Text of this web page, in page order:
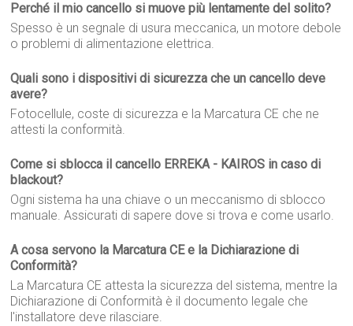
Perché il mio cancello si muove più lentamente del solito?
Spesso è un segnale di usura meccanica, un motore debole
o problemi di alimentazione elettrica.
Quali sono i dispositivi di sicurezza che un cancello deve
avere?
Fotocellule, coste di sicurezza e la Marcatura CE che ne
attesti la conformità.
Come si sblocca il cancello ERREKA - KAIROS in caso di
blackout?
Ogni sistema ha una chiave o un meccanismo di sblocco
manuale. Assicurati di sapere dove si trova e come usarlo.
A cosa servono la Marcatura CE e la Dichiarazione di
Conformità?
La Marcatura CE attesta la sicurezza del sistema, mentre la
Dichiarazione di Conformità è il documento legale che
l'installatore deve rilasciare.